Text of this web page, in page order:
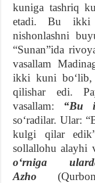
kuniga tashriq
etadi. Bu ikki
nishonlashni
“Sunan”ida
vasallam
ikki kuni boʻlib,
qilishar edi.
vasallam: “Bu
soʻradilar. Ular:
kulgi qilar
sollallohu alayhi
oʻrniga
Azho